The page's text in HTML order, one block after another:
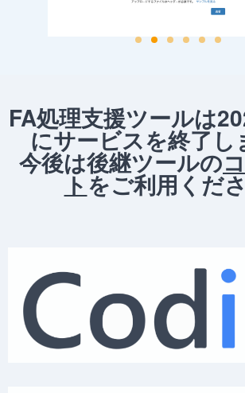
FA処理支援ツールは
にサービスを終了し
今後は後継ツールの
トをご利用くだ